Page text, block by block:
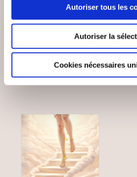
Autoriser tous les
Autoriser la
Cookies nécessaires
DESTINS CROISÉS
Romans
15€00